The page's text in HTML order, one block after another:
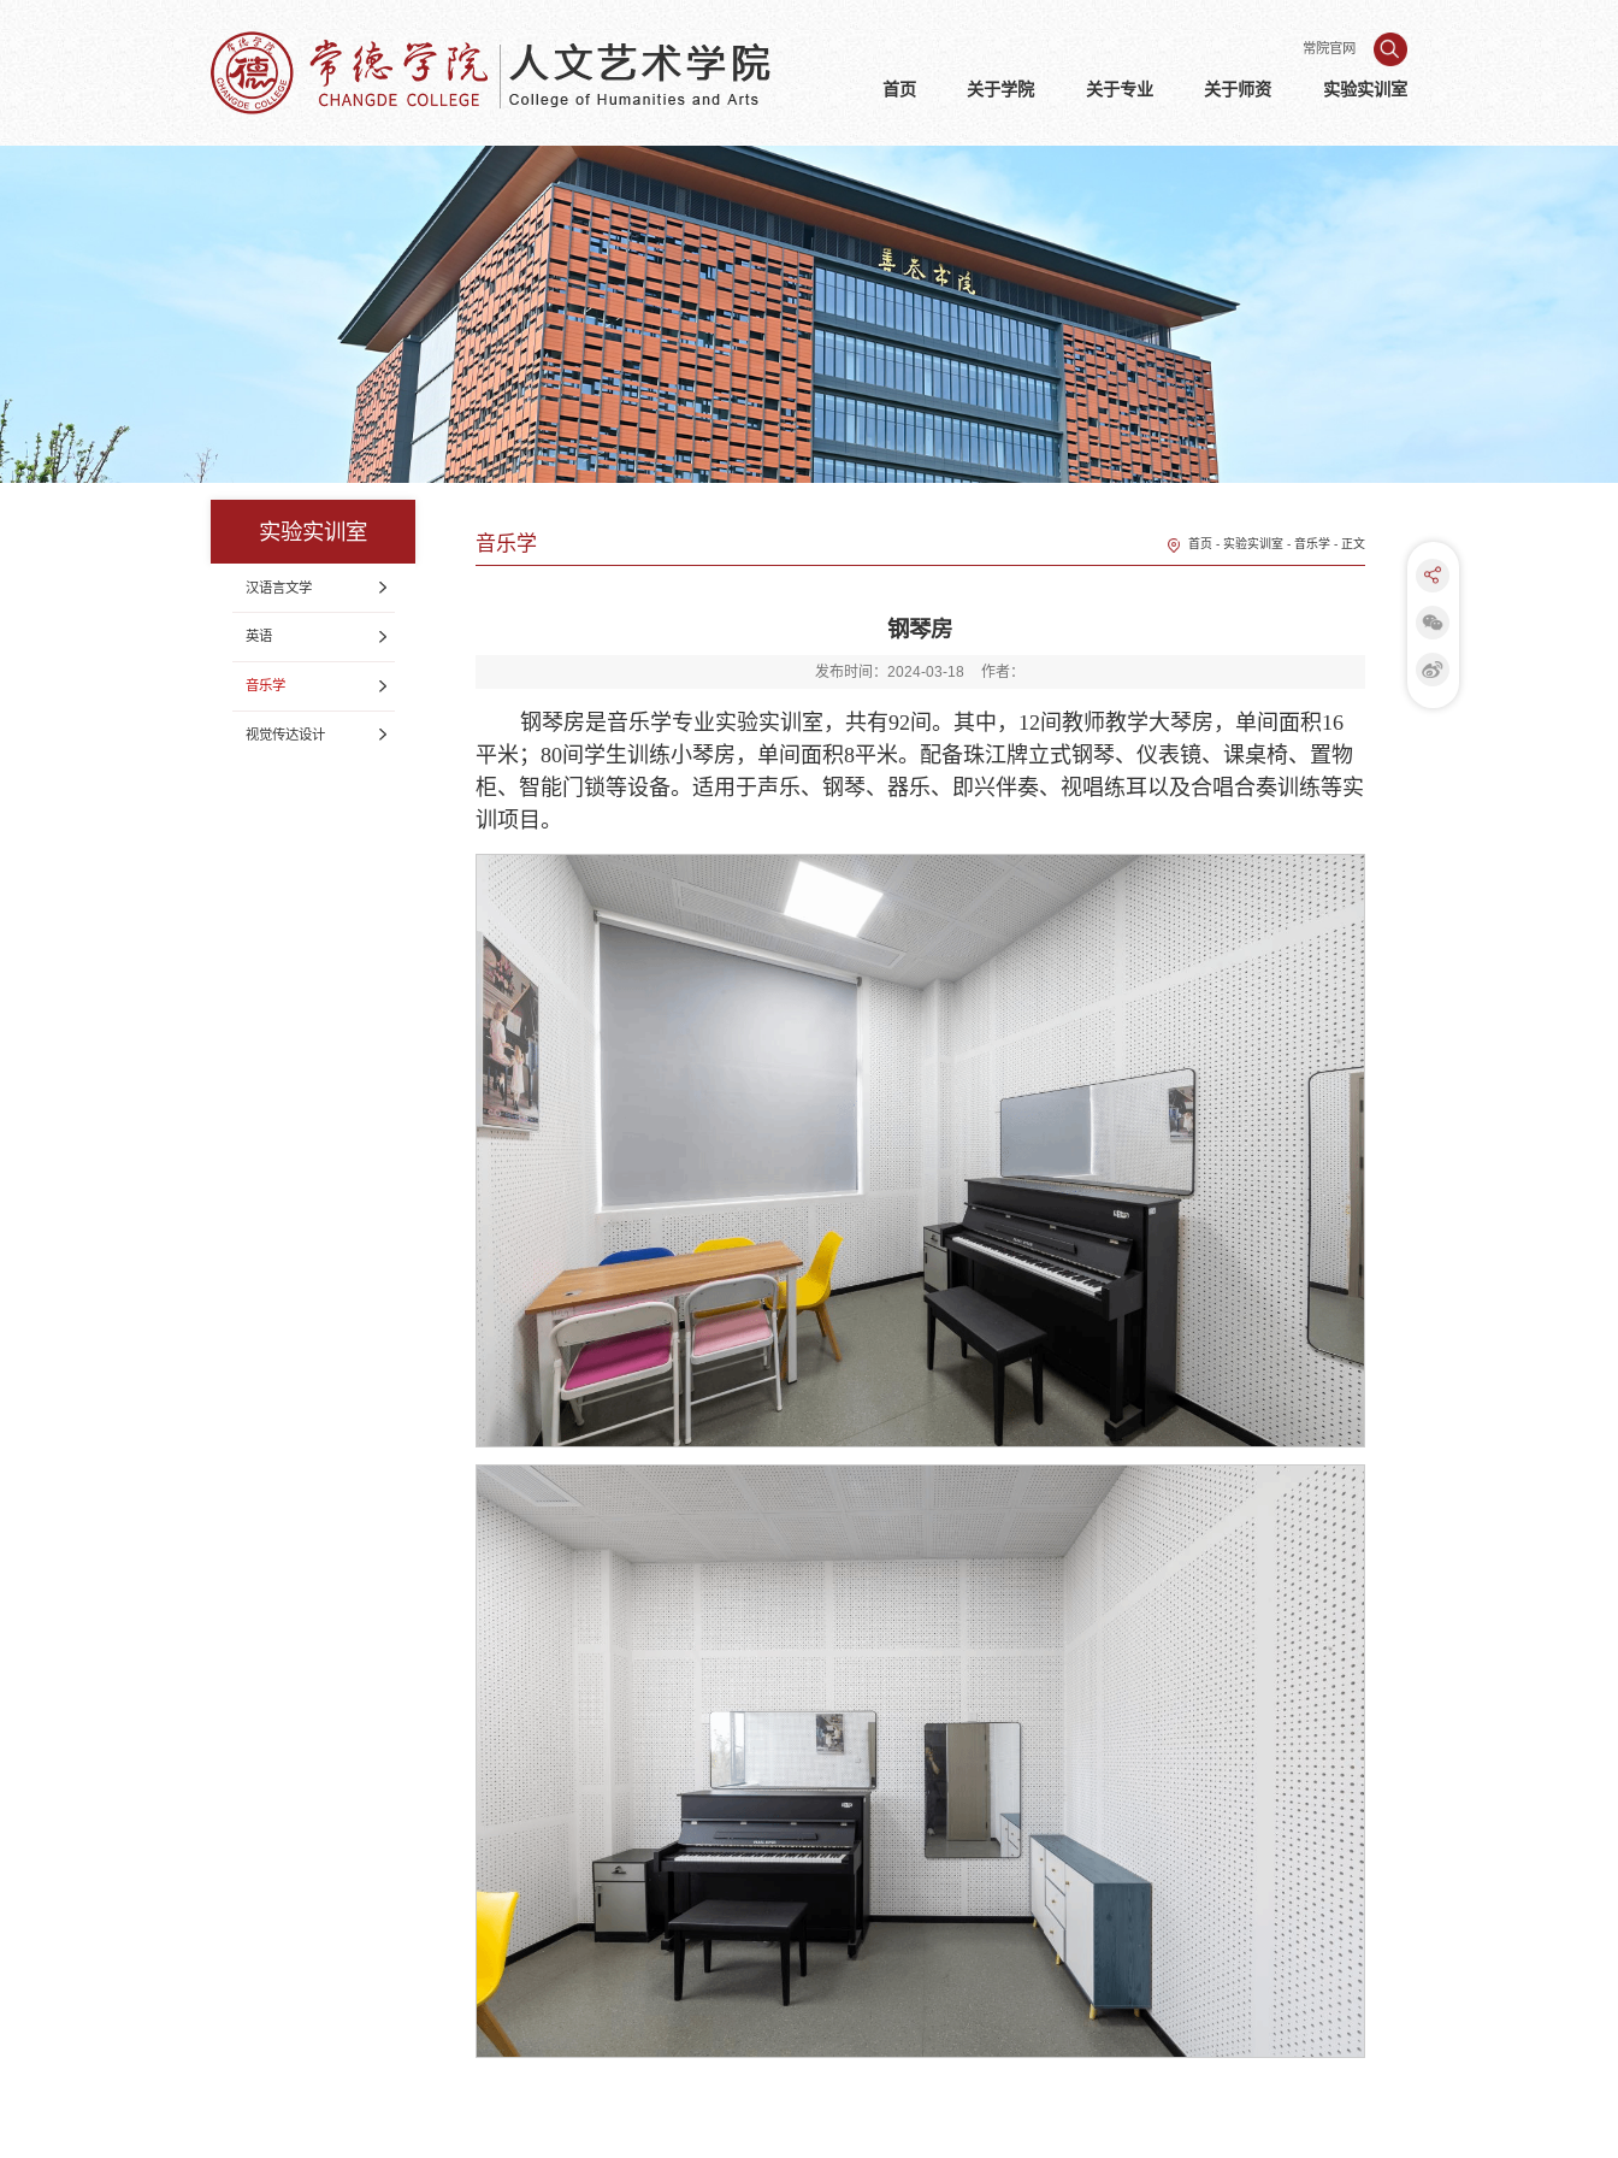
常院官网
首页 关于学院 关于专业 关于师资 实验实训室
实验实训室
汉语言文学
英语
音乐学
视觉传达设计
音乐学 首页 - 实验实训室- 音乐学- 正文
钢琴房
发布时间：2024-03-18 作者：
钢琴房是音乐学专业实验实训室，共有92间。其中，12间教师教学大琴房，单间面积16
平米；80间学生训练小琴房，单间面积8平米。配备珠江牌立式钢琴、仪表镜、课桌椅、置物
柜、智能门锁等设备。适用于声乐、钢琴、器乐、即兴伴奏、视唱练耳以及合唱合奏训练等实
训项目。